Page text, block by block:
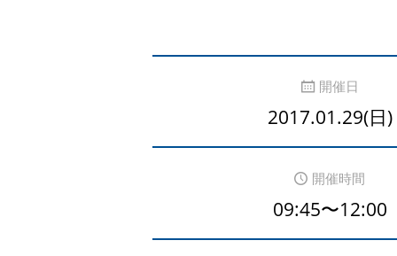
開催日
2017.01.29(日)
開催時間
09:45〜12:00